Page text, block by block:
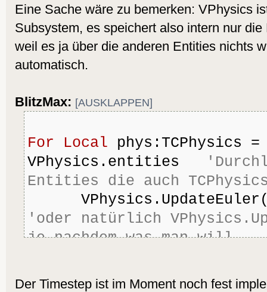
Eine Sache wäre zu bemerken: VPhysics
Subsystem, es speichert also intern nur
weil es ja über die anderen Entities nichts
automatisch.
BlitzMax: [AUSKLAPPEN]
For Local phys:TCPhysics
VPhysics.entities
Entities die auch
'oder natürlich
je nachdem was man will
Der Timestep ist im Moment noch fest